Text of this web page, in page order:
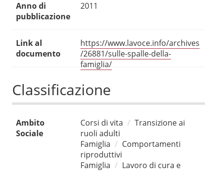
Anno di
pubblicazione
2011
Link al
documento
https://www.lavoce.info/archives
/26881/sulle-spalle-della-
famiglia/
Classificazione
Ambito
Sociale
Corsi di vita
Transizione ai
ruoli adulti
Famiglia
Comportamenti
riproduttivi
Famiglia
Lavoro di cura e